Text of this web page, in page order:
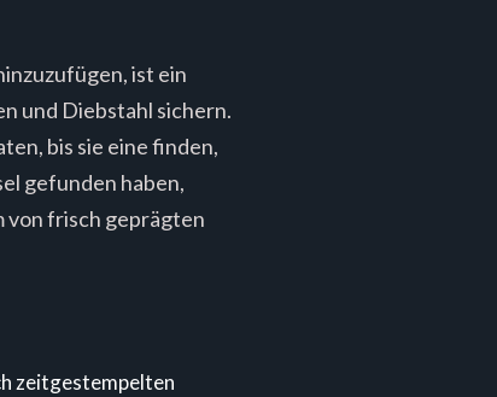
ist ein
und Diebstahl sichern.
bis sie eine finden,
gefunden haben,
von frisch geprägten
zeitgestempelten